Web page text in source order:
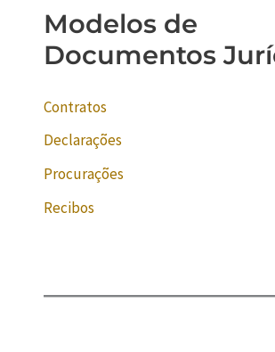
Modelos de
Documentos
Contratos
Declarações
Procurações
Recibos